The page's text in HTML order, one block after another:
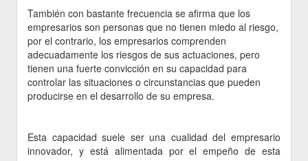
También con bastante frecuencia se afirma que los
empresarios son personas que no tienen miedo al riesgo,
por el contrario, los empresarios comprenden
adecuadamente los riesgos de sus actuaciones, pero
tienen una fuerte convicción en su capacidad para
controlar las situaciones o circunstancias que pueden
producirse en el desarrollo de su empresa.
Esta capacidad suele ser una cualidad del empresario
innovador, y está alimentada por el empeño de esta